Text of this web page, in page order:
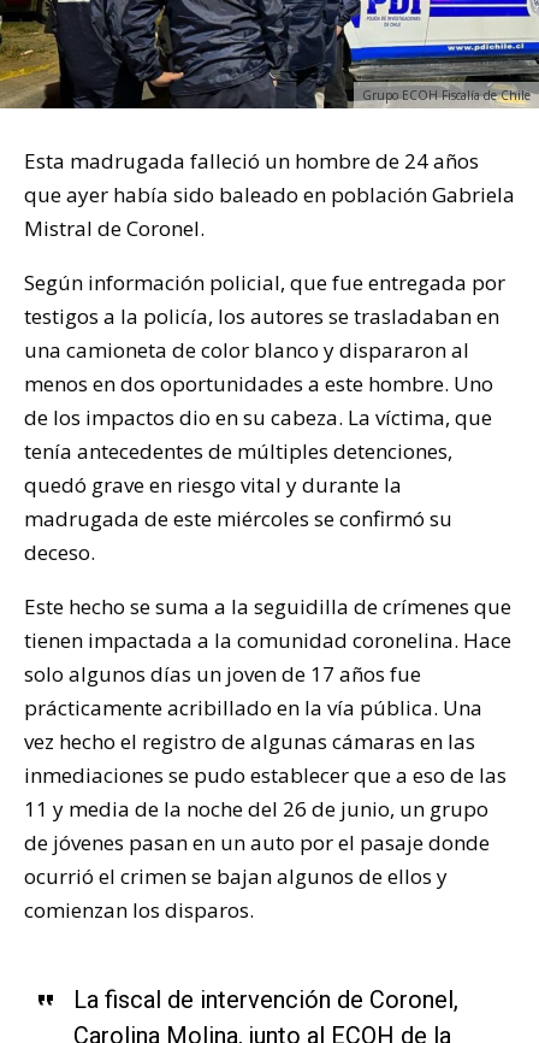
Grupo ECOH Fiscalía de Chile
Esta madrugada falleció un hombre de 24 años
que ayer había sido baleado en población Gabriela
Mistral de Coronel.
Según información policial, que fue entregada por
testigos a la policía, los autores se trasladaban en
una camioneta de color blanco y dispararon al
menos en dos oportunidades a este hombre. Uno
de los impactos dio en su cabeza. La víctima, que
tenía antecedentes de múltiples detenciones,
quedó grave en riesgo vital y durante la
madrugada de este miércoles se confirmó su
deceso.
Este hecho se suma a la seguidilla de crímenes que
tienen impactada a la comunidad coronelina. Hace
solo algunos días un joven de 17 años fue
prácticamente acribillado en la vía pública. Una
vez hecho el registro de algunas cámaras en las
inmediaciones se pudo establecer que a eso de las
11 y media de la noche del 26 de junio, un grupo
de jóvenes pasan en un auto por el pasaje donde
ocurrió el crimen se bajan algunos de ellos y
comienzan los disparos.
La fiscal de intervención de Coronel,
Carolina Molina, junto al ECOH de la